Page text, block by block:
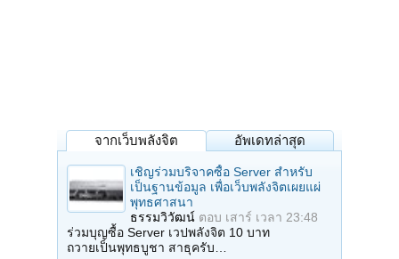
จากเว็บพลังจิต อัพเดทล่าสุด
เชิญร่วมบริจาคซื้อ Server สำหรับ
เป็นฐานข้อมูล เพื่อเว็บพลังจิตเผยแผ่
พุทธศาสนา
ธรรมวิวัฒน์ ตอบ เสาร์ เวลา 23:48
ร่วมบุญซื้อ Server เวปพลังจิต 10 บาท
ถวายเป็นพุทธบูชา สาธุครับ…